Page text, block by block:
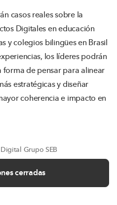
casos reales sobre la
Digitales en educación
y colegios bilingües en Brasil
los líderes podrán
de pensar para alinear
estratégicas y diseñar
coherencia e impacto en
Grupo SEB
cerradas